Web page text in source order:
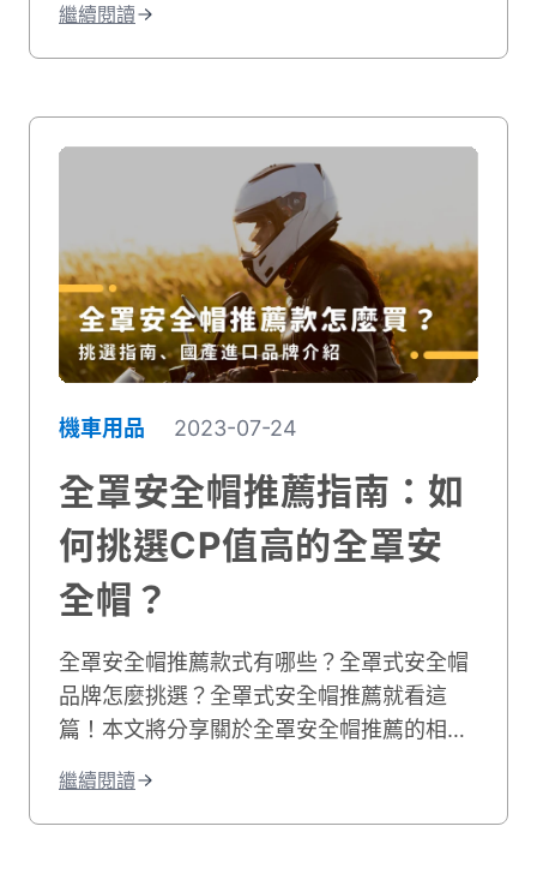
新手必看的購買要點，想找安全帽藍芽耳機
就看這篇！
繼續閱讀
機車用品 2023-07-24
全罩安全帽推薦指南：如
何挑選CP值高的全罩安
全帽？
全罩安全帽推薦款式有哪些？全罩式安全帽
品牌怎麼挑選？全罩式安全帽推薦就看這
篇！本文將分享關於全罩安全帽推薦的相關
考，讓你找到最舒服合適的全罩安全帽！
繼續閱讀